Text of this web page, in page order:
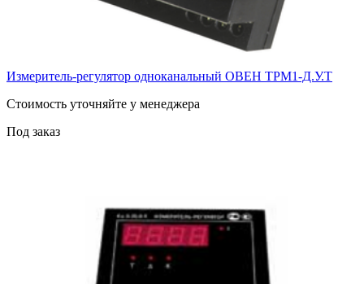
Измеритель-регулятор одноканальный ОВЕН ТРМ1-Д.У.Т
Cтоимость уточняйте у менеджера
Под заказ